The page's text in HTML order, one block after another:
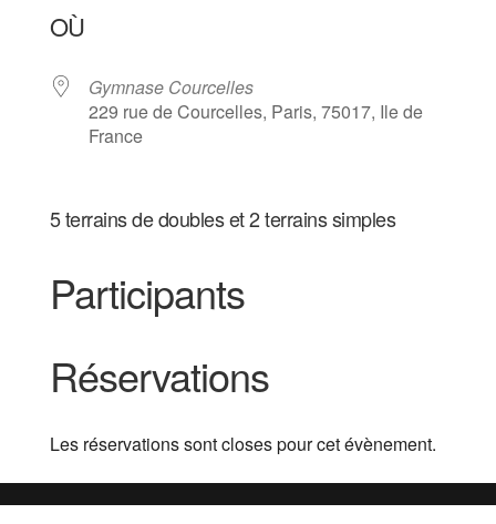
OÙ
Gymnase Courcelles
229 rue de Courcelles, Paris, 75017, Ile de
France
5 terrains de doubles et 2 terrains simples
Participants
Réservations
Les réservations sont closes pour cet évènement.